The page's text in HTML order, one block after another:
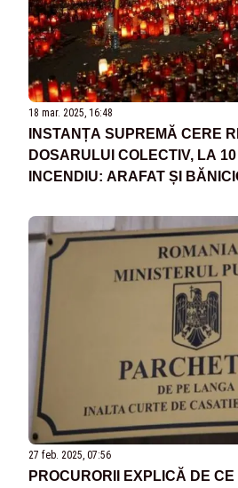
18 mar. 2025, 16:48
INSTANȚA SUPREMĂ CERE
DOSARULUI COLECTIV, LA
INCENDIU: ARAFAT ȘI
27 feb. 2025, 07:56
PROCURORII EXPLICĂ DE